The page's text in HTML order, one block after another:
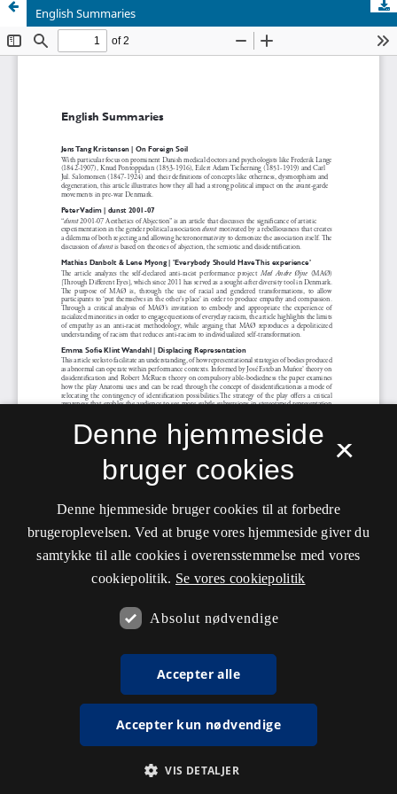
English Summaries
×
Denne hjemmeside
bruger cookies
Denne hjemmeside bruger cookies til at forbedre
brugeroplevelsen. Ved at bruge vores hjemmeside giver du
samtykke til alle cookies i overensstemmelse med vores
cookiepolitik. Se vores cookiepolitik
Absolut nødvendige
Accepter alle
Accepter kun nødvendige
VIS DETALJER